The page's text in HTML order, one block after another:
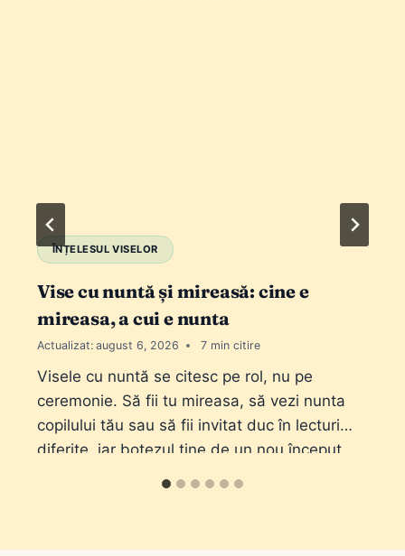
ÎNȚELESUL VISELOR
Vise cu nuntă și mireasă: cine e
mireasa, a cui e nunta
Actualizat: august 6, 2026 7
Visele cu nuntă se citesc pe rol, nu pe
ceremonie. Să fii tu mireasa, să vezi nunta
copilului tău sau să fii invitat duc în lecturi
diferite, iar botezul ține de un nou început.